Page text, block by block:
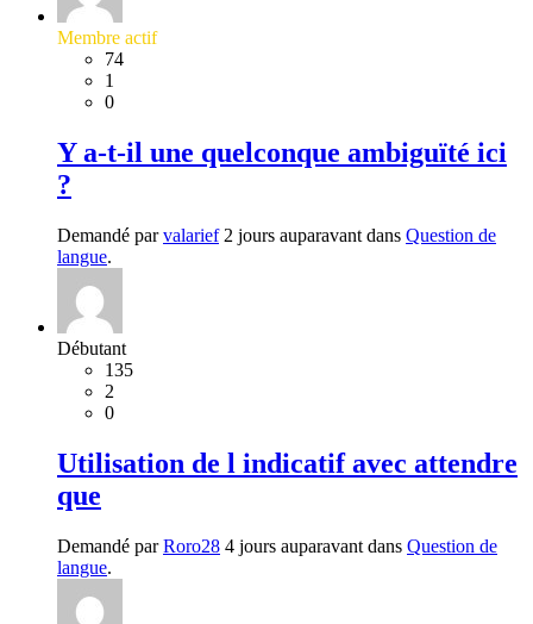
Membre actif
74
1
0
Y a-t-il une quelconque ambiguïté ici
?
Demandé parvalarief2 jours auparavant dans Question de
langue.
Débutant
135
2
0
Utilisation de l indicatif avec attendre
que
Demandé parRoro28 4 jours auparavant dans Question de
langue.